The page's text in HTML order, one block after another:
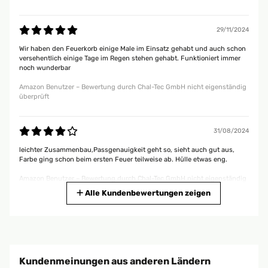
29/11/2024
Wir haben den Feuerkorb einige Male im Einsatz gehabt und auch schon
versehentlich einige Tage im Regen stehen gehabt. Funktioniert immer
noch wunderbar
Amazon Benutzer – Bewertung durch Chal-Tec GmbH nicht eigenständig
überprüft
31/08/2024
leichter Zusammenbau,Passgenauigkeit geht so, sieht auch gut aus,
Farbe ging schon beim ersten Feuer teilweise ab. Hülle etwas eng.
Amazon Benutzer – Bewertung durch Chal-Tec GmbH nicht eigenständig
Alle Kundenbewertungen zeigen
Kundenmeinungen aus anderen Ländern